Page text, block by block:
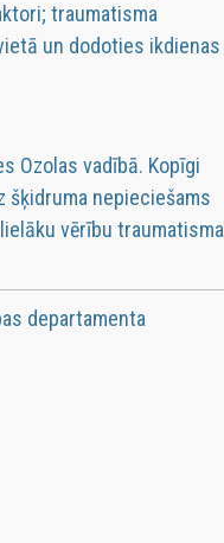
traumatisma
un dodoties ikdienas
Ozolas vadībā. Kopīgi
šķidruma nepieciešams
vērību traumatisma
departamenta